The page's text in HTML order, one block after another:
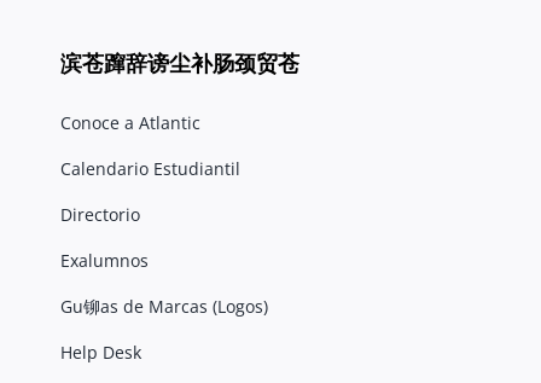
滨苍蹿辞谤尘补肠颈贸苍
Conoce a Atlantic
Calendario Estudiantil
Directorio
Exalumnos
Gu铆as de Marcas (Logos)
Help Desk